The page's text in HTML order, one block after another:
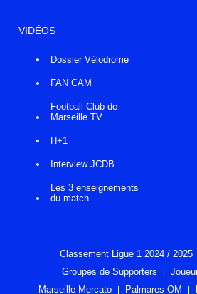
VIDÉOS
Dossier Vélodrome
FAN CAM
Football Club de
Marseille TV
H+1
Interview JCDB
Les 3 enseignements
du match
Classement Ligue 1 2024 / 2025
Groupes de Supporters
Marseille Mercato
Palmares OM